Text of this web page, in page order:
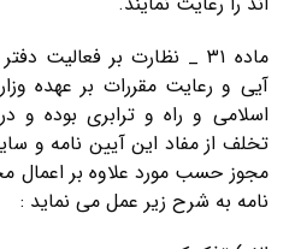
ماده ۳۱ _ نظارت بر
آیی و رعایت مقررات بر عهده
اسلامی ‌و راه و ترابری بوده
تخلف از مفاد این آیین نامه و
مجوز حسب مورد علاوه بر اعمال
نامه به شرح زیر عمل می‌ نماید :